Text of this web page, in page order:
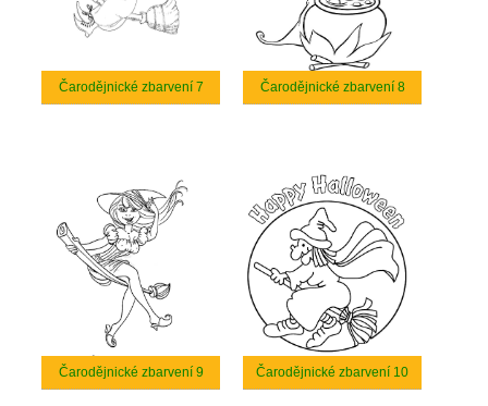
Čarodějnické zbarvení 7 Čarodějnické zbarvení 8
Čarodějnické zbarvení 9 Čarodějnické zbarvení 10